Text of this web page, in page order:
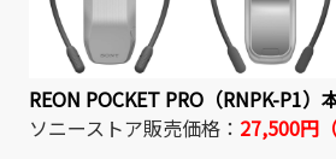
REON POCKET PRO（RNPK-P1）
ソニーストア販売価格： 27,500円